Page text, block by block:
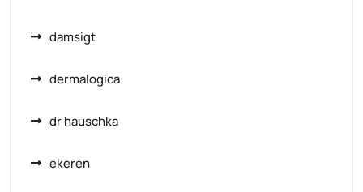
damsigt
dermalogica
dr hauschka
ekeren